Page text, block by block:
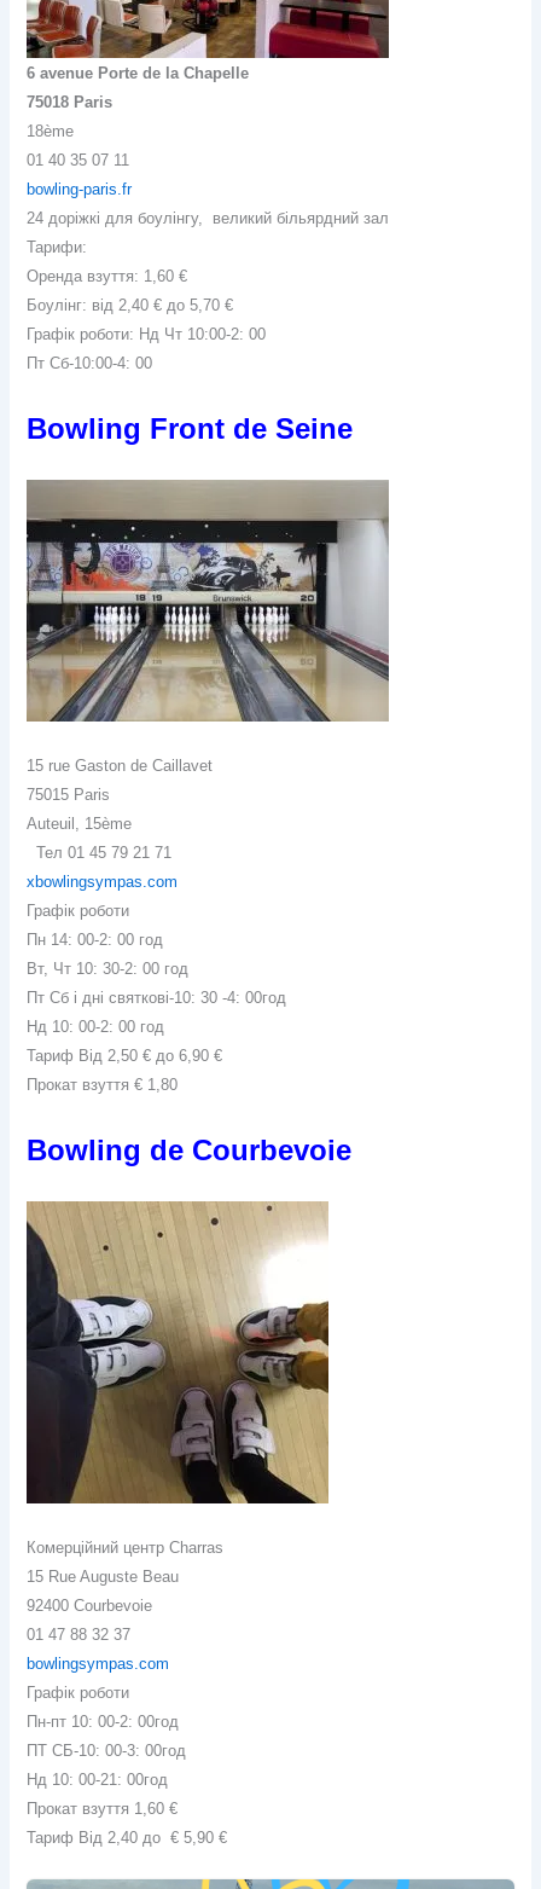
6 avenue Porte de la Chapelle
75018 Paris
18ème
01 40 35 07 11
bowling-paris.fr
24 доріжкі для боулінгу, великий більярдний зал
Тарифи:
Оренда взуття: 1,60 €
Боулінг: від 2,40 € до 5,70 €
Графік роботи: Нд Чт 10:00-2: 00
Пт Сб-10:00-4: 00
Bowling Front de Seine
15 rue Gaston de Caillavet
75015 Paris
Auteuil, 15ème
Тел 01 45 79 21 71
xbowlingsympas.com
Графік роботи
Пн 14: 00-2: 00 год
Вт, Чт 10: 30-2: 00 год
Пт Сб і дні святкові-10: 30 -4: 00год
Нд 10: 00-2: 00 год
Тариф Від 2,50 € до 6,90 €
Прокат взуття € 1,80
Bowling de Courbevoie
Комерційний центр Charras
15 Rue Auguste Beau
92400 Courbevoie
01 47 88 32 37
bowlingsympas.com
Графік роботи
Пн-пт 10: 00-2: 00год
ПТ СБ-10: 00-3: 00год
Нд 10: 00-21: 00год
Прокат взуття 1,60 €
Тариф Від 2,40 до € 5,90 €